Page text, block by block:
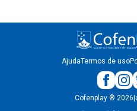
AjudaTermos de uso
Cofenplay ® 2026